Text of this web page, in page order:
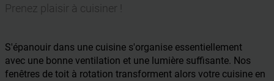
Prenez plaisir à cuisiner !
S'épanouir dans une cuisine s'organise essentiellement
avec une bonne ventilation et une lumière suffisante. Nos
fenêtres de toit à rotation transforment alors votre cuisine en